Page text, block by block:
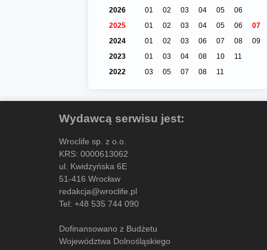
2026 01 02 03 04 05
06
2025
01 02 03 04 05 06
07
2024
01 02 03 06 07 08
09
2023
01 03 04 08 10
11
2022
03 05 07 08 11
Wydawcą serwisu jest:
Wroclife sp. z o.o.
KRS: 0000613062
ul. Kwidzyńska 6E
51-416 Wrocław
redakcja@wroclife.pl
Tel: +48 535 744 090
Dofinansowano z Budżetu
Województwa Dolnośląskiego